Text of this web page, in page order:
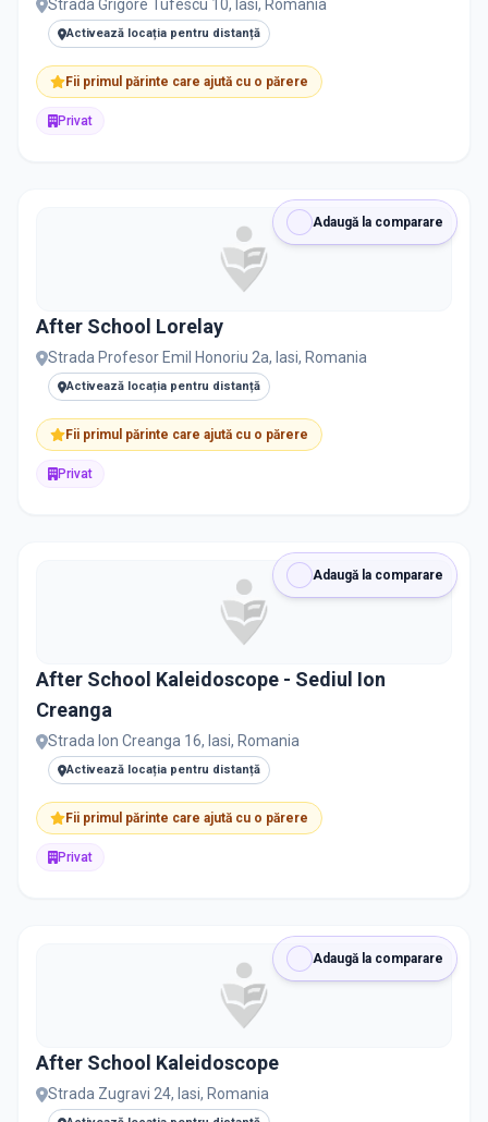
Strada Grigore Tufescu 10, Iasi, Romania
Activează locația pentru distanță
Fii primul părinte care ajută cu o părere
Privat
Adaugă la comparare
After School Lorelay
Strada Profesor Emil Honoriu 2a, Iasi, Romania
Activează locația pentru distanță
Fii primul părinte care ajută cu o părere
Privat
Adaugă la comparare
After School Kaleidoscope - Sediul Ion
Creanga
Strada Ion Creanga 16, Iasi, Romania
Activează locația pentru distanță
Fii primul părinte care ajută cu o părere
Privat
Adaugă la comparare
After School Kaleidoscope
Strada Zugravi 24, Iasi, Romania